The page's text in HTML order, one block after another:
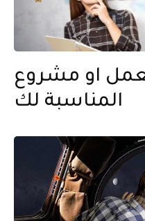
او مشروع
المناسبة لك